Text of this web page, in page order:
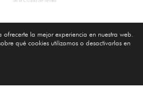
ofrecerte la mejor experiencia en nuestra web.
qué cookies utilizamos o desactivarlas en